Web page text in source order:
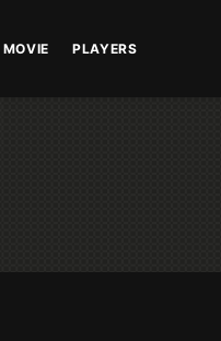
MOVIE PLAYERS